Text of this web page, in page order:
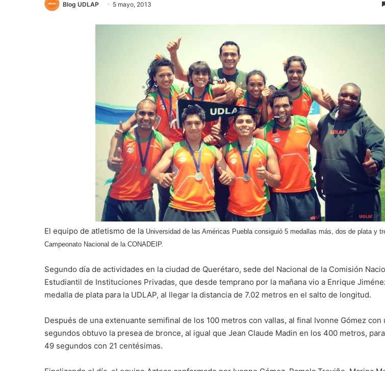
Blog UDLAP 5 mayo, 2013
El equipo de atletismo de la Universidad de las Américas Puebla consiguió 5 medallas más, dos de plata y
Campeonato Nacional de la CONADEIP.
Segundo día de actividades en la ciudad de Querétaro, sede del Nacional de la Comisión
Estudiantil de Instituciones Privadas, que desde temprano por la mañana vio a Enrique
medalla de plata para la UDLAP, al llegar la distancia de 7.02 metros en el salto de longitud.
Después de una extenuante semifinal de los 100 metros con vallas, al final Ivonne Gómez con
segundos obtuvo la presea de bronce, al igual que Jean Claude Madin en los 400 metros,
49 segundos con 21 centésimas.